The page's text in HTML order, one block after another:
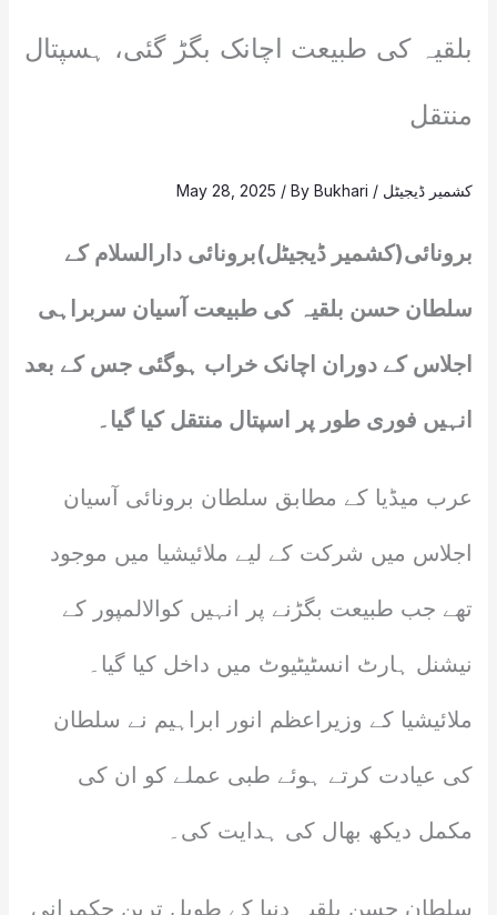
بلقیہ کی طبیعت اچانک بگڑ گئی، ہسپتال
منتقل
کشمیر ڈیجیٹل /
May 28, 2025 / ByBukhari
برونائی(کشمیر ڈیجیٹل)برونائی دارالسلام کے
سلطان حسن بلقیہ کی طبیعت آسیان سربراہی
اجلاس کے دوران اچانک خراب ہوگئی جس کے بعد
انہیں فوری طور پر اسپتال منتقل کیا گیا۔
عرب میڈیا کے مطابق سلطان برونائی آسیان
اجلاس میں شرکت کے لیے ملائیشیا میں موجود
تھے جب طبیعت بگڑنے پر انہیں کوالالمپور کے
نیشنل ہارٹ انسٹیٹیوٹ میں داخل کیا گیا۔
ملائیشیا کے وزیراعظم انور ابراہیم نے سلطان
کی عیادت کرتے ہوئے طبی عملے کو ان کی
مکمل دیکھ بھال کی ہدایت کی۔
سلطان حسن بلقیہ دنیا کے طویل ترین حکمرانی